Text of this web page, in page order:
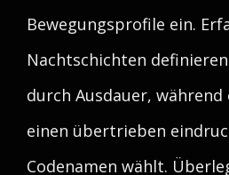
Bewegungsprofile ein.
Nachtschichten
durch Ausdauer, während
einen übertrieben
Codenamen wählt.